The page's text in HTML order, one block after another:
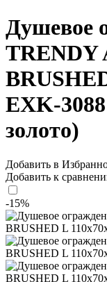
Душевое
TRENDY
EXK-
золото)
Добавить в
Добавить к
-15%